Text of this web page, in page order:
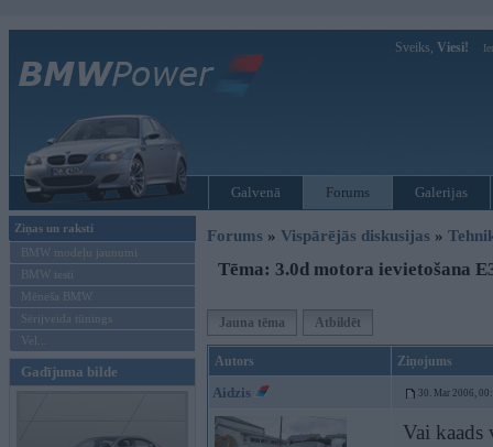
Sveiks, Viesi!
Galvenā Forums Galerijas
Ziņas un raksti
BMW modeļu jaunumi
BMW testi
Mēneša BMW
Sērijveida tūnings
Vel...
Gadījuma bilde
Forums » Vispārējās diskusijas »
Tēma: 3.0d motora ievietošana
Jauna tēma Atbildēt
Autors Ziņojums
Aidzis 30. Mar 2006,
Vai kaads